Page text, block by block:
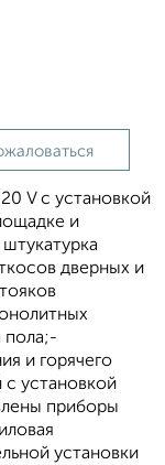
V с установкой
и
дверных и
пола;-
и горячего
установкой
приборы
установки